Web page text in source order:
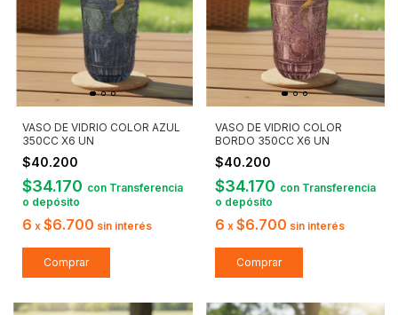
VASO DE VIDRIO COLOR AZUL
350CC X6 UN
$40.200
$34.170 con Transferencia
o depósito
6 x $6.700 sin interés
VASO DE VIDRIO COLOR
BORDO 350CC X6 UN
$40.200
$34.170 con Transferencia
o depósito
6 x $6.700 sin interés